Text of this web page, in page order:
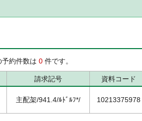
約件数は 0 件です。
請求記号 資料コード
主配架/941.4/ﾙﾄﾞﾙﾌ*/ 10213375978